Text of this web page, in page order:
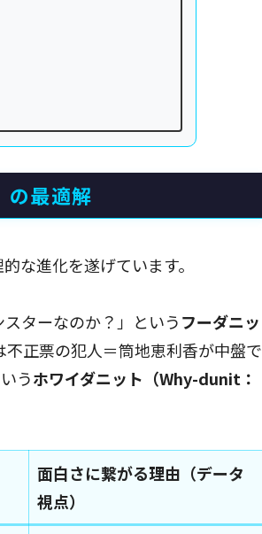
の最適解
な進化を遂げています。
ターなのか？」というフーダニッ
正票の犯人＝筒地恵利香が中盤で
うホワイダニット（Why-dunit：
面白さに繋がる理由（データ
視点）